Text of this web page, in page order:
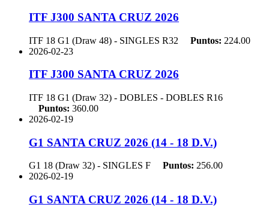
ITF J300 SANTA CRUZ 2026
ITF 18 G1 (Draw 48) - SINGLES R32 Puntos: 224.00
2026-02-23
ITF J300 SANTA CRUZ 2026
ITF 18 G1 (Draw 32) - DOBLES - DOBLES R16
Puntos: 360.00
2026-02-19
G1 SANTA CRUZ 2026 (14 - 18 D.V.)
G1 18 (Draw 32) - SINGLES F Puntos: 256.00
2026-02-19
G1 SANTA CRUZ 2026 (14 - 18 D.V.)